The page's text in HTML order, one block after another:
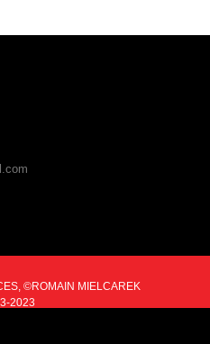
©ROMAIN MIELCAREK
2023